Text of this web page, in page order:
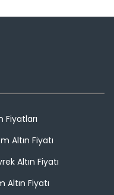
Fiyatları
Altın Fiyatı
Altın Fiyatı
Altın Fiyatı